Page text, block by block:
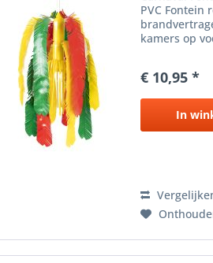
PVC Fontein
kamers op
opvallend
het op vele
€ 10,95 *
In